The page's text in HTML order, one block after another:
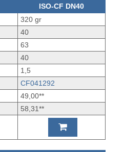
ISO-CF DN40
320 gr
40
63
40
1,5
CF041292
49,00**
58,31**